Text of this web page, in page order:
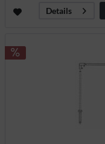
Details